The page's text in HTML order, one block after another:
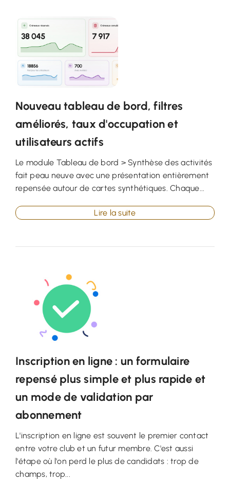
Nouveau tableau de bord, filtres
améliorés, taux d'occupation et
utilisateurs actifs
Le module Tableau de bord > Synthèse des activités
fait peau neuve avec une présentation entièrement
repensée autour de cartes synthétiques. Chaque...
Lire la suite
Inscription en ligne : un formulaire
repensé plus simple et plus rapide et
un mode de validation par
abonnement
L'inscription en ligne est souvent le premier contact
entre votre club et un futur membre. C'est aussi
l'étape où l'on perd le plus de candidats : trop de
champs, trop...